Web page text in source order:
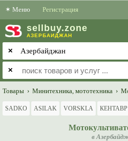
✶ Меню Регистрация
sell buy.zone
АЗЕРБАЙДЖАН
✕
✕
Товары › Минитехника, мототехника ›
SADKO ASILAK VORSKLA КЕНТАВР
в